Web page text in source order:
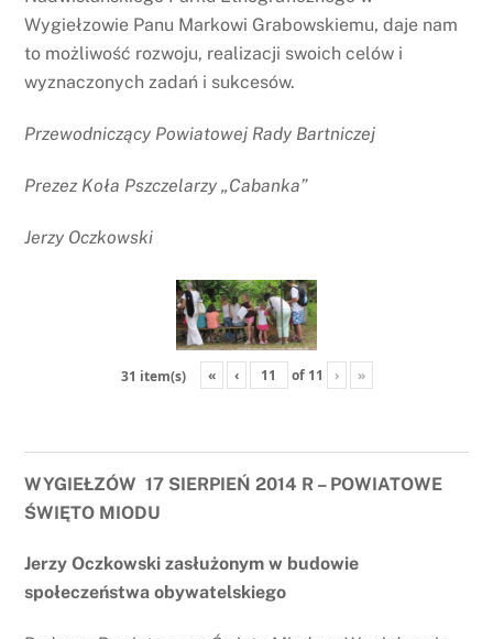
Wygiełzowie Panu Markowi Grabowskiemu, daje nam
to możliwość rozwoju, realizacji swoich celów i
wyznaczonych zadań i sukcesów.
Przewodniczący Powiatowej Rady Bartniczej
Prezez Koła Pszczelarzy „Cabanka”
Jerzy Oczkowski
31 item(s) « ‹ of 11 › »
WYGIEŁZÓW 17 SIERPIEŃ 2014 R – POWIATOWE
ŚWIĘTO MIODU
Jerzy Oczkowski zasłużonym w budowie
społeczeństwa obywatelskiego